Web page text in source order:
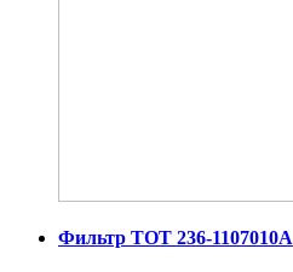
Фильтр ТОТ 236-1107010А